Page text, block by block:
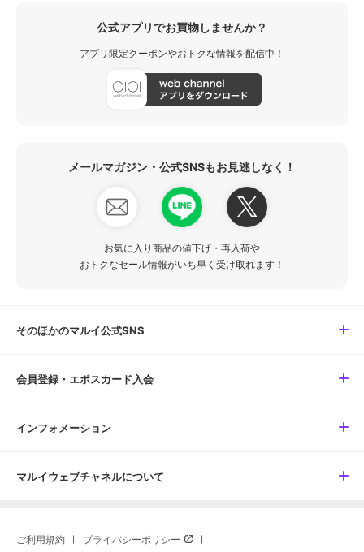
公式アプリでお買物しませんか？
アプリ限定クーポンやおトクな情報を配信中！
メールマガジン・公式SNSもお見逃しなく！
お気に入り商品の値下げ・再入荷や
おトクなセール情報がいち早く受け取れます！
そのほかのマルイ公式SNS
会員登録・エポスカード入会
インフォメーション
マルイウェブチャネルについて
ご利用規約 プライバシーポリシー